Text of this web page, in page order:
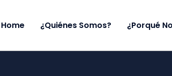
Home ¿Quiénes Somos? ¿Porqué